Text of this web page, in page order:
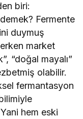
biri:
Fermente
duymuş
market
“doğal mayalı”
olabilir.
fermantasyon
hem eski